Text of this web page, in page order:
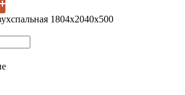
1804х2040х500